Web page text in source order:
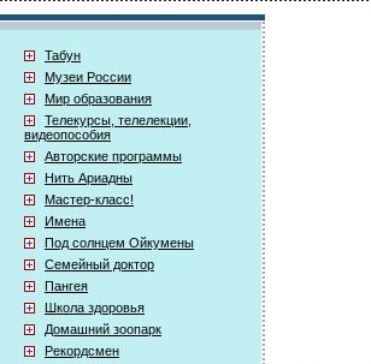
Табун
Музеи России
Мир образования
Телекурсы, телелекции,
видеопособия
Авторские программы
Нить Ариадны
Мастер-класс!
Имена
Под солнцем Ойкумены
Семейный доктор
Пангея
Школа здоровья
Домашний зоопарк
Рекордсмен